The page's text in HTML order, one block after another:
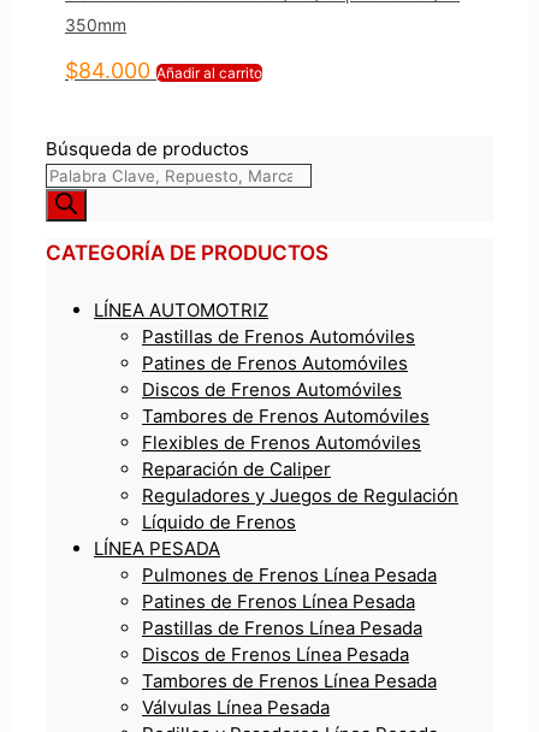
350mm
$84.000 Añadir al carrito
Búsqueda de productos
CATEGORÍA DE PRODUCTOS
LÍNEA AUTOMOTRIZ
Pastillas de Frenos Automóviles
Patines de Frenos Automóviles
Discos de Frenos Automóviles
Tambores de Frenos Automóviles
Flexibles de Frenos Automóviles
Reparación de Caliper
Reguladores y Juegos de Regulación
Líquido de Frenos
LÍNEA PESADA
Pulmones de Frenos Línea Pesada
Patines de Frenos Línea Pesada
Pastillas de Frenos Línea Pesada
Discos de Frenos Línea Pesada
Tambores de Frenos Línea Pesada
Válvulas Línea Pesada